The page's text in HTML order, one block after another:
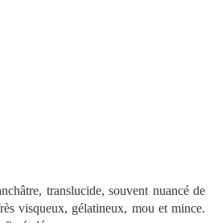
translucide, souvent nuancé de
visqueux, gélatineux, mou et mince.